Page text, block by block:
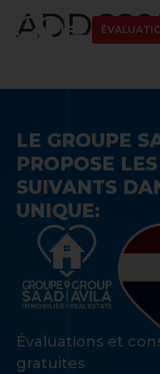
LE GROUPE
PROPOSE
SUIVANTS
UNIQUE:
Évaluations et
gratuites